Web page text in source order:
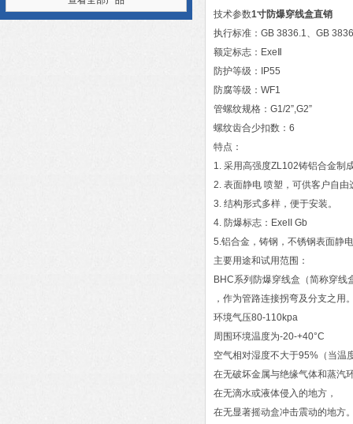
技术参数1寸防爆穿线盒直销
执行标准：GB 3836.1、GB
额定标志：ExeⅡ
防护等级：IP55
防腐等级：WF1
管螺纹规格：G1/2”,G2”
螺纹齿合少扣数：6
特点：
1. 采用高强度ZL102铸铝合金制
2. 表面静电 喷塑，可供客户自由
3. 结构形式多样，便于安装。
4. 防爆标志：ExeII Gb
5.铝合金，铸钢，不锈钢表面静
主要用途和试用范围：
BHC系列防爆穿线盒（简称穿线
，作为管路连接拐弯及分支之用
环境气压80-110kpa
周围环境温度为-20-+40°C
空气相对湿度不大于95%（当温
在无破坏金属与绝缘气体和蒸汽
在无滴水或液体侵入的地方，
在无显著摇动盒冲击震动的地方